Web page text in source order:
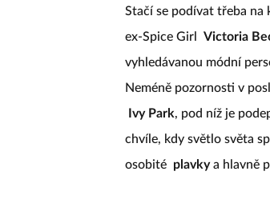
Stačí se podívat třeba na
ex-Spice Girl
Victoria
vyhledávanou módní
Neméně pozornosti v
Ivy Park, pod níž je
chvíle, kdy světlo světa
osobité plavkya hlavně